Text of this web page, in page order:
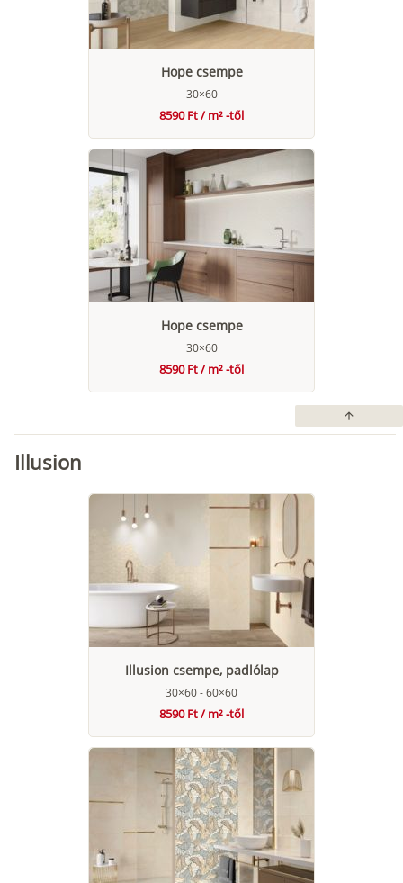
Hope csempe
30×60
8590 Ft / m² -től
Hope csempe
30×60
8590 Ft / m² -től
arrow_upward
Illusion
Illusion csempe, padlólap
30×60 - 60×60
8590 Ft / m² -től